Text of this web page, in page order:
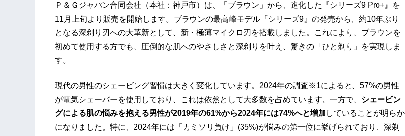
Ｐ＆Ｇジャパン合同会社（本社：神戸市）は、「ブラウン」から、進化した『シリーズ9 Pro+』を
11月上旬より販売を開始します。ブラウンの最高峰モデル『シリーズ9』の発売から、約10年ぶり
となる深剃り刃への大革新として、新・極薄マイクロ刃を搭載しました。これにより、ブラウンを
初めて使用する方でも、圧倒的な肌へのやさしさと深剃りを叶え、驚きの「ひと剃り」を実現しま
す。
現代の男性のシェービング習慣は大きく変化しています。2024年の調査※1によると、57%の男性
が電気シェーバーを使用しており、これは依然として大多数を占めています。一方で、 シェービン
グによる肌の悩みを抱える男性が2019年の61%から2024年には74%へと増加 していることが明らか
になりました。特に、2024年には「カミソリ負け」(35%)が悩みの第一位に挙げられており、深剃